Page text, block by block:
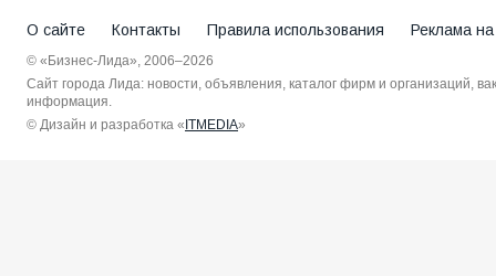
О сайте Контакты Правила использования Реклама
© «Бизнес-Лида», 2006–2026
Сайт города Лида: новости, объявления, каталог фирм и организаций,
информация.
© Дизайн и разработка « ITMEDIA»